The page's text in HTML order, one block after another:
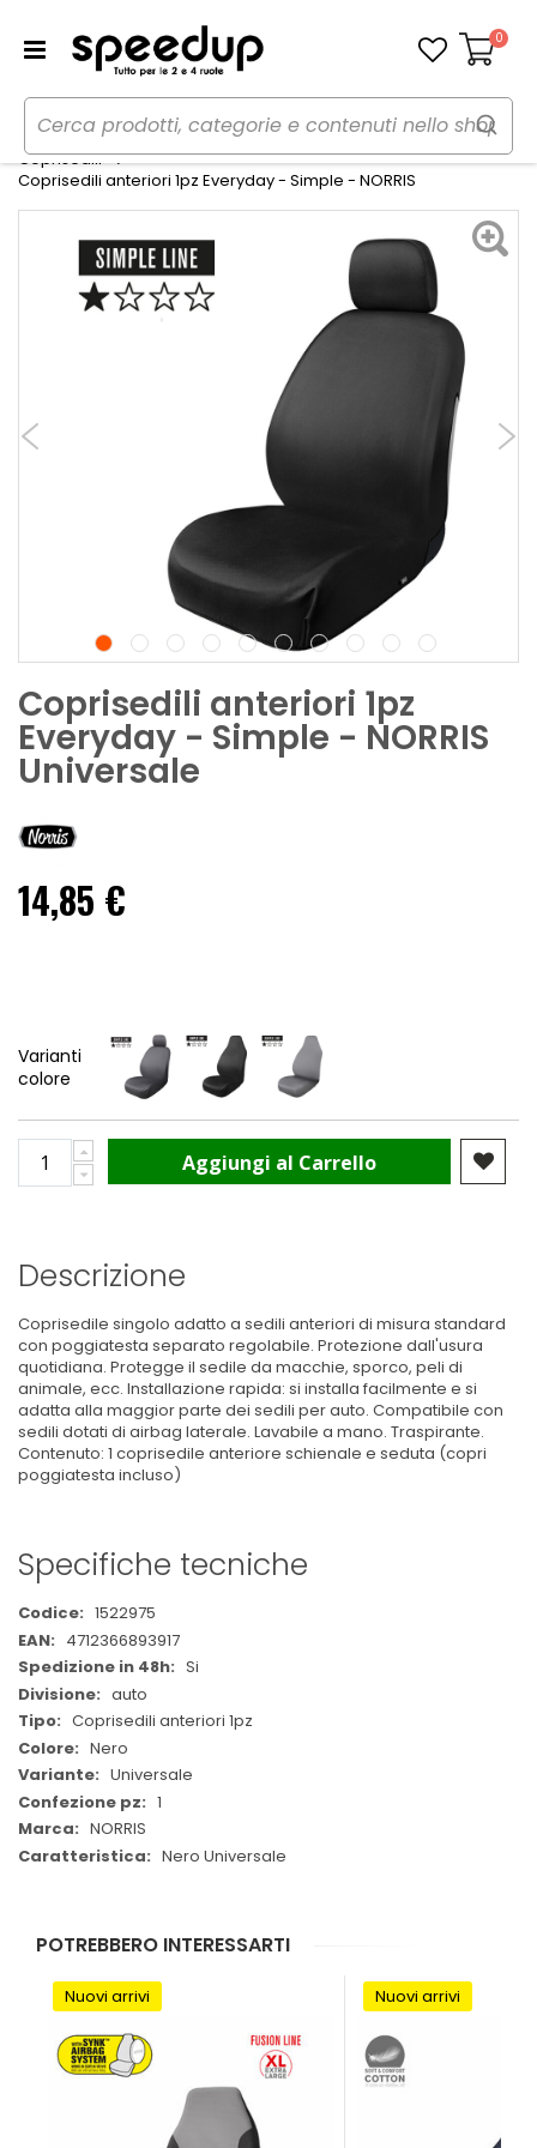
Carrello
0
Home Auto
Accessori interni e comfort
Coprisedili
Coprisedili anteriori 1pz Everyday - Simple - NORRIS
Coprisedili anteriori 1pz
Everyday - Simple - NORRIS
Universale
14,85 €
Varianti
colore
Aggiungi al Carrello
Descrizione
Coprisedile singolo adatto a sedili anteriori di misura standard
con poggiatesta separato regolabile. Protezione dall'usura
quotidiana. Protegge il sedile da macchie, sporco, peli di
animale, ecc. Installazione rapida: si installa facilmente e si
adatta alla maggior parte dei sedili per auto. Compatibile con
sedili dotati di airbag laterale. Lavabile a mano. Traspirante.
Contenuto: 1 coprisedile anteriore schienale e seduta (copri
poggiatesta incluso)
Specifiche tecniche
Maggiori
Informazioni
1522975
4712366893917
Si
auto
Coprisedili anteriori 1pz
Nero
Universale
1
NORRIS
Nero Universale
POTREBBERO INTERESSARTI
Nuovi arrivi Nuovi arrivi